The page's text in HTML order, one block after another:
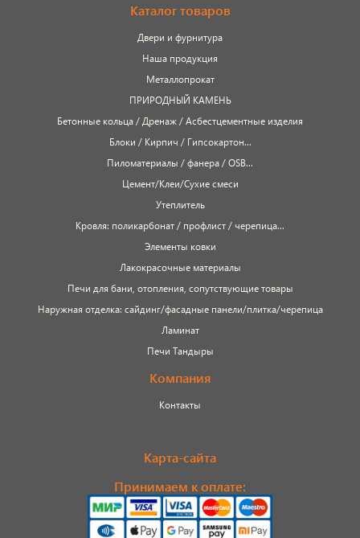
Каталог товаров
Двери и фурнитура
Наша продукция
Металлопрокат
ПРИРОДНЫЙ КАМЕНЬ
Бетонные кольца / Дренаж / Асбестцементные изделия
Блоки / Кирпич / Гипсокартон...
Пиломатериалы / фанера / OSB...
Цемент/Клеи/Сухие смеси
Утеплитель
Кровля: поликарбонат / профлист / черепица...
Элементы ковки
Лакокрасочные материалы
Печи для бани, отопления, сопутствующие товары
Наружная отделка: сайдинг/фасадные панели/плитка/черепица
Ламинат
Печи Тандыры
Компания
Контакты
Карта-сайта
Принимаем к оплате: